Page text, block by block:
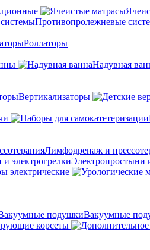
Противопролежневые
Роллаторы
Надувная
Вертикализаторы
Лимфодренаж и
Электропростыни
электрические
Вакуумные
корсеты